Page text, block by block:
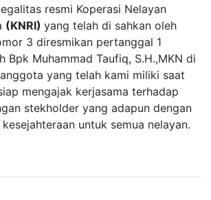
resmi Koperasi Nelayan
(KNRI) yang telah di sahkan oleh
3 diresmikan pertanggal 1
Bpk Muhammad Taufiq, S.H.,MKN di
yang telah kami miliki saat
mengajak kerjasama terhadap
stekholder yang adapun dengan
untuk semua nelayan.